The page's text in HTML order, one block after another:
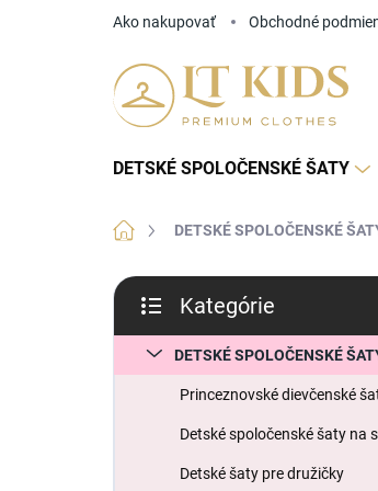
Ako nakupovať Obchodné
DETSKÉ SPOLOČENSKÉ ŠATY
DomovDETSKÉ SPOLOČENSKÉ
B
č
ý
kategórie
Kategórie
DETSKÉ SPOLOČENSKÉ
Princeznovské dievčenské
Detské spoločenské šaty na
Detské šaty pre družičky